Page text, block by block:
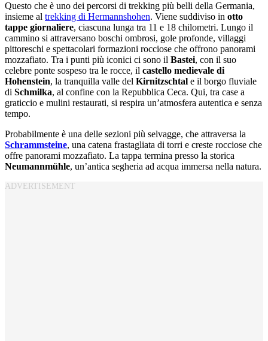
Questo che è uno dei percorsi di trekking più belli della Germania,
insieme al trekking di Hermannshohen. Viene suddiviso in otto
tappe giornaliere, ciascuna lunga tra 11 e 18 chilometri. Lungo il
cammino si attraversano boschi ombrosi, gole profonde, villaggi
pittoreschi e spettacolari formazioni rocciose che offrono panorami
mozzafiato. Tra i punti più iconici ci sono il Bastei, con il suo
celebre ponte sospeso tra le rocce, il castello medievale di
Hohenstein, la tranquilla valle del Kirnitzschtal e il borgo fluviale
di Schmilka, al confine con la Repubblica Ceca. Qui, tra case a
graticcio e mulini restaurati, si respira un’atmosfera autentica e senza
tempo.
Probabilmente è una delle sezioni più selvagge, che attraversa la
Schrammsteine, una catena frastagliata di torri e creste rocciose che
offre panorami mozzafiato. La tappa termina presso la storica
Neumannmühle, un’antica segheria ad acqua immersa nella natura.